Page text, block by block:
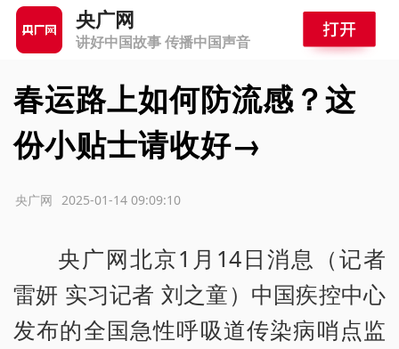
央广网
讲好中国故事 传播中国声音
春运路上如何防流感？这
份小贴士请收好→
2025-01-14 09:09:10
央广网
央广网北京1月14日消息（记者
雷妍 实习记者 刘之童）中国疾控中心
发布的全国急性呼吸道传染病哨点监